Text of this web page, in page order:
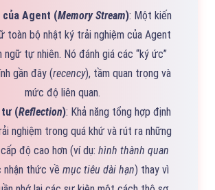
của Agent (Memory Stream): Một kiến
toàn bộ nhật ký trải nghiệm của Agent
ngữ tự nhiên. Nó đánh giá các “ký ức”
gần đây (recency), tầm quan trọng và
mức độ liên quan.
tư (Reflection): Khả năng tổng hợp định
nghiệm trong quá khứ và rút ra những
độ cao hơn (ví dụ: hình thành quan
nhận thức về mục tiêu dài hạn) thay vì